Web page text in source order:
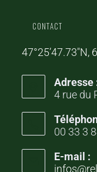
CONTACT
47°25’47.73″N,
Adresse
4 rue du
00 33 3
E-mail :